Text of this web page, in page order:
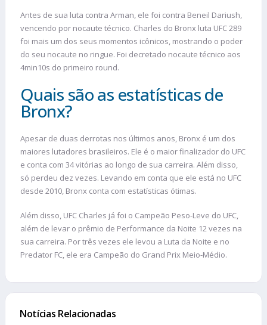
Antes de sua luta contra Arman, ele foi contra Beneil Dariush,
vencendo por nocaute técnico. Charles do Bronx luta UFC 289
foi mais um dos seus momentos icônicos, mostrando o poder
do seu nocaute no ringue. Foi decretado nocaute técnico aos
4min10s do primeiro round.
Quais são as estatísticas de
Bronx?
Apesar de duas derrotas nos últimos anos, Bronx é um dos
maiores lutadores brasileiros. Ele é o maior finalizador do UFC
e conta com 34 vitórias ao longo de sua carreira. Além disso,
só perdeu dez vezes. Levando em conta que ele está no UFC
desde 2010, Bronx conta com estatísticas ótimas.
Além disso, UFC Charles já foi o Campeão Peso-Leve do UFC,
além de levar o prêmio de Performance da Noite 12 vezes na
sua carreira. Por três vezes ele levou a Luta da Noite e no
Predator FC, ele era Campeão do Grand Prix Meio-Médio.
Notícias Relacionadas